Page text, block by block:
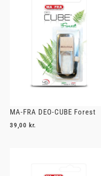
MA-FRA DEO-CUBE Forest
39,00 kr.